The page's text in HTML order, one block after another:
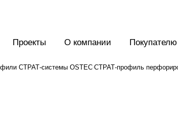
Проекты О компании Покупателю
СТРАТ-системы OSTEC СТРАТ-профиль